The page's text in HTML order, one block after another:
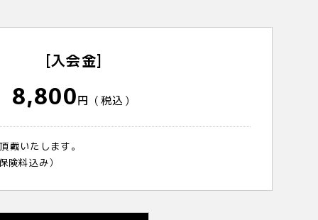
[入会金]
8,800円（税込）
戴いたします。
料込み）